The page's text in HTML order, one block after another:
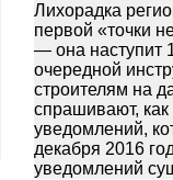
Лихорадка
первой «точки
— она наступит
очередной
строителям на
спрашивают, как
уведомлений,
декабря 2016
уведомлений